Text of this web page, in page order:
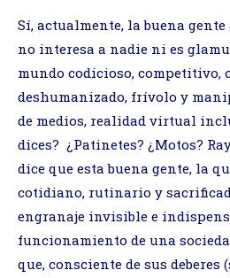
Sí, actualmente, la buena
no interesa a nadie ni es
mundo codicioso, competitivo,
deshumanizado, frívolo y
de medios, realidad virtual
dices? ¿Patinetes? ¿Motos?
dice que esta buena gente, la
cotidiano, rutinario y
engranaje invisible e
funcionamiento de una
que, consciente de sus